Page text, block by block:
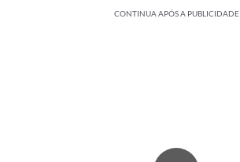
CONTINUA APÓS A PUBLICIDADE